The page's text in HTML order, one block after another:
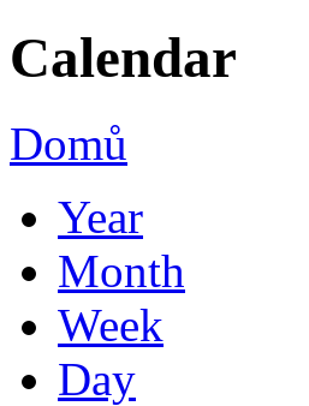
Calendar
Domů
Year
Month
Week
Day